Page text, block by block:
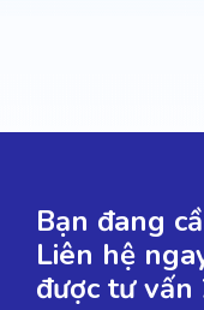
Bạn đang
Liên hệ
được tư vấn